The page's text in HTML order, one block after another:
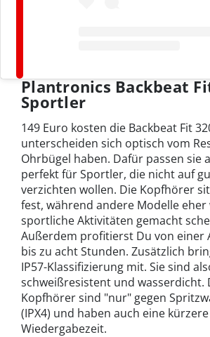
Plantronics Backbeat
Sportler
149 Euro kosten die Backbeat Fit
unterscheiden sich optisch vom
Ohrbügel haben. Dafür passen sie
perfekt für Sportler, die nicht auf
verzichten wollen. Die Kopfhörer
fest, während andere Modelle
sportliche Aktivitäten gemacht
Außerdem profitierst Du von einer
bis zu acht Stunden. Zusätzlich
IP57-Klassifizierung mit. Sie sind
schweißresistent und wasserdicht.
Kopfhörer sind "nur" gegen
(IPX4) und haben auch eine kürzere
Wiedergabezeit.